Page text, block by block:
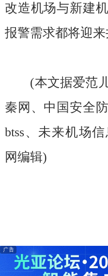
改造机场与新建
报警需求都将迎来
(本文据爱范儿
秦网、中国安全
btss、未来机场
网编辑)